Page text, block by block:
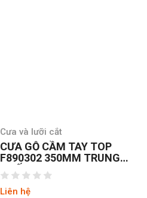
Cưa và lưỡi cắt
CƯA GỖ CẦM TAY TOP
F890302 350MM TRUNG
QUỐC
Liên hệ